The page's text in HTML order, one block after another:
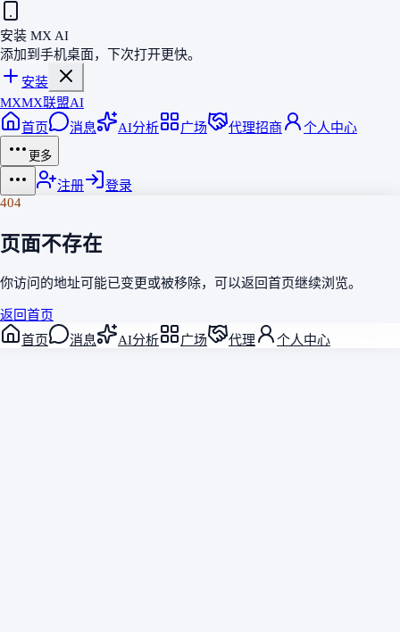
安装 MX AI
添加到手机桌面，下次打开更快。
安装
MXMX联盟AI
首页
消息 AI分析 广场 代理招商 个人中心
更多
注册
登录
404
页面不存在
你访问的地址可能已变更或被移除，可以返回 首页继续浏览。
返回首页
首页
消息 AI分析 广场 代理 个人中心